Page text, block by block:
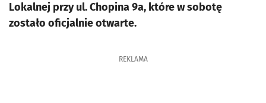
Lokalnej przy ul. Chopina 9a, które w sobotę
zostało oficjalnie otwarte.
REKLAMA